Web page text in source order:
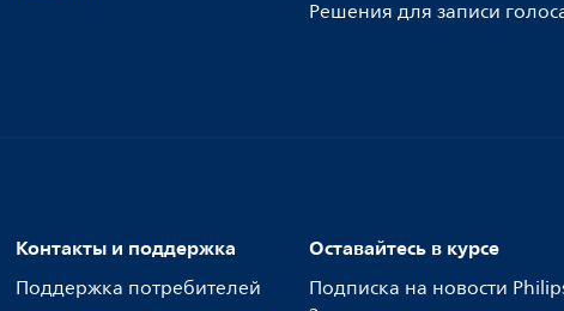
Решения для записи
Контакты и поддержка
Поддержка потребителей
Оставайтесь в курсе
Подписка на новости